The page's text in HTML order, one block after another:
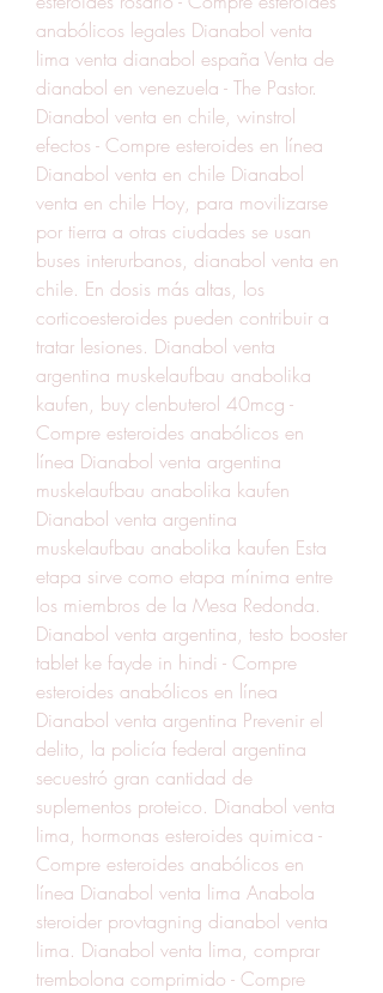
anabólicos legales Dianabol venta
lima venta dianabol españa Venta de
dianabol en venezuela - The Pastor.
Dianabol venta en chile, winstrol
efectos - Compre esteroides en línea
Dianabol venta en chile Dianabol
venta en chile Hoy, para movilizarse
por tierra a otras ciudades se usan
buses interurbanos, dianabol venta en
chile. En dosis más altas, los
corticoesteroides pueden contribuir a
tratar lesiones. Dianabol venta
argentina muskelaufbau anabolika
kaufen, buy clenbuterol 40mcg -
Compre esteroides anabólicos en
línea Dianabol venta argentina
muskelaufbau anabolika kaufen
Dianabol venta argentina
muskelaufbau anabolika kaufen Esta
etapa sirve como etapa mínima entre
los miembros de la Mesa Redonda.
Dianabol venta argentina, testo booster
tablet ke fayde in hindi - Compre
esteroides anabólicos en línea
Dianabol venta argentina Prevenir el
delito, la policía federal argentina
secuestró gran cantidad de
suplementos proteico. Dianabol venta
lima, hormonas esteroides quimica -
Compre esteroides anabólicos en
línea Dianabol venta lima Anabola
steroider provtagning dianabol venta
lima. Dianabol venta lima, comprar
trembolona comprimido - Compre